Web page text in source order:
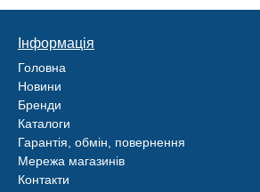
Інформація
Головна
Новини
Бренди
Каталоги
Гарантія, обмін, повернення
Мережа магазинів
Контакти